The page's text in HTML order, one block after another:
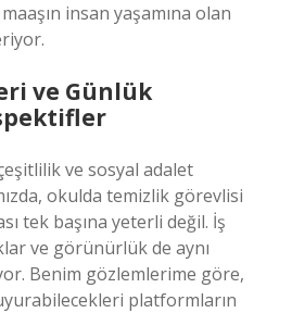
insan yaşamına olan
ve Günlük
ve sosyal adalet
okulda temizlik görevlisi
tek başına yeterli değil. İş
ve görünürlük de aynı
Benim gözlemlerime göre,
platformların